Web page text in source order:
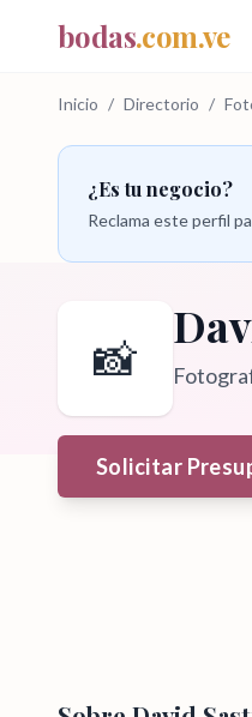
bodas.com.ve
Inicio / Directorio /
¿Es tu negocio?
Reclama este perfil
📸
Solicitar